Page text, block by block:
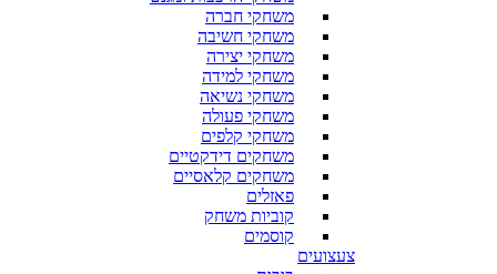
משחקי חברה
משחקי חשיבה
משחקי יצירה
משחקי למידה
משחקי נשיאה
משחקי פעולה
משחקי קלפים
משחקים דידקטיים
משחקים קלאסיים
פאזלים
קוביות משחק
קוסמים
צעצועים